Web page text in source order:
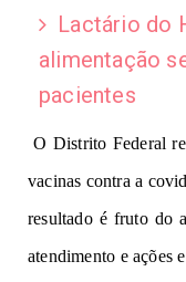
Lactário do
alimentação
pacientes
O Distrito Federal
vacinas contra a
resultado é fruto do
atendimento e ações